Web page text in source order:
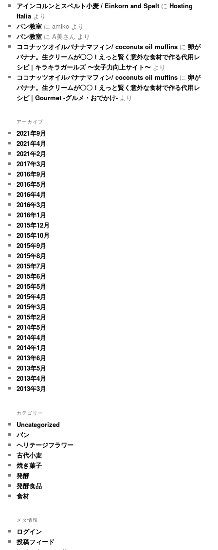
アインコルンとスペルト小麦 / Einkorn and Spelt にHosting
Italia より
パン教室 にamiko より
パン教室 にA美さん より
ココナッツオイルバナナマフィン/ coconuts oil muffins に 卵が
バナナ。生クリームが〇〇！えっと賢く意外な食材で作る代用レ
シピ | キラキラガールズ 〜女子力向上サイト〜 より
ココナッツオイルバナナマフィン/ coconuts oil muffins に 卵が
バナナ。生クリームが〇〇！えっと賢く意外な食材で作る代用レ
シピ | Gourmet -グルメ・おでかけ- より
アーカイブ
2021年9月
2021年4月
2021年2月
2017年3月
2016年9月
2016年5月
2016年4月
2016年3月
2016年1月
2015年12月
2015年10月
2015年9月
2015年8月
2015年7月
2015年6月
2015年5月
2015年4月
2015年3月
2015年2月
2014年5月
2014年4月
2014年1月
2013年6月
2013年5月
2013年4月
2013年3月
カテゴリー
Uncategorized
パン
ヘリテージフラワー
古代小麦
焼き菓子
発酵
発酵食品
食材
メタ情報
ログイン
投稿フィード